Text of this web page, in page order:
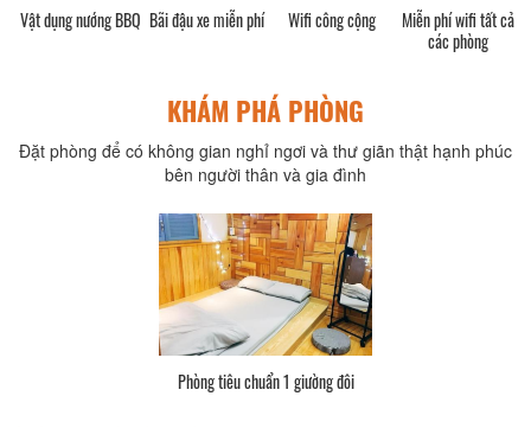
Vật dụng nướng BBQ Bãi đậu xe miễn phí Wifi công cộng
Miễn phí wifi tất cả
các phòng
KHÁM PHÁ PHÒNG
Đặt phòng để có không gian nghỉ ngơi và thư giãn thật hạnh phúc
bên người thân và gia đình
Phòng tiêu chuẩn 1 giường đôi